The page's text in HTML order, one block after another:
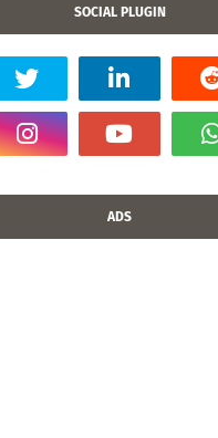
SOCIAL PLUGIN
ADS